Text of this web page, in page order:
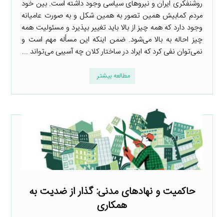
روشنفکری ایران و نیروهای سیاسی وجود داشته است. بین خود
مردم کمابیش همین تصور به همین شکل و به صورت عامیانه
وجود دارد که همه چیز از بالا باید تغییر بپذیرد و مسئولیت همه
چیز احاله به بالا می‌شود. ضمن اینکه این مسأله مهم است و
نمی‌توان نفی کرد که ایراد در ساختار کلان چه آسیبی می‌تواند ...
مطالعه بیشتر
حاکمیت و نهادهای مدنی: گذار از ضدیت به
همکاری